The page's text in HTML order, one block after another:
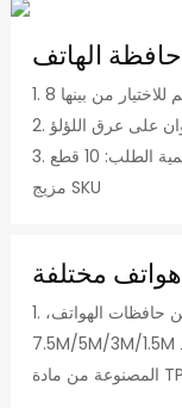
الهاتف
3. الحد الأدنى لكمية الطلب: 10 قطع/SKU، على الأقل 50 قطعة من
مزيج SKU
مختلفة
1. لقد قمنا بتطوير 4 سلاسل مختلفة من حافظات الهواتف،
7.5M/5M/3M/1.5M حافظة هاتف مضادة للسقوط. جميع المواد